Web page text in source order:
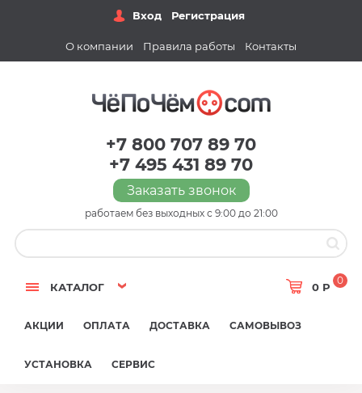
Вход Регистрация
О компании Правила работы Контакты
+7 800 707 89 70
+7 495 431 89 70
Заказать звонок
работаем без выходных с 9:00 до 21:00
КАТАЛОГ 0 Р
0
АКЦИИ ОПЛАТА ДОСТАВКА САМОВЫВОЗ
УСТАНОВКА СЕРВИС